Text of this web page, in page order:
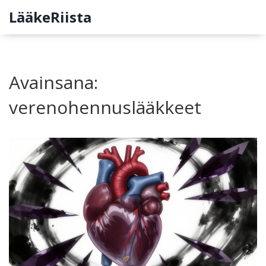
LääkeRiista
Avainsana:
verenohennuslääkkeet